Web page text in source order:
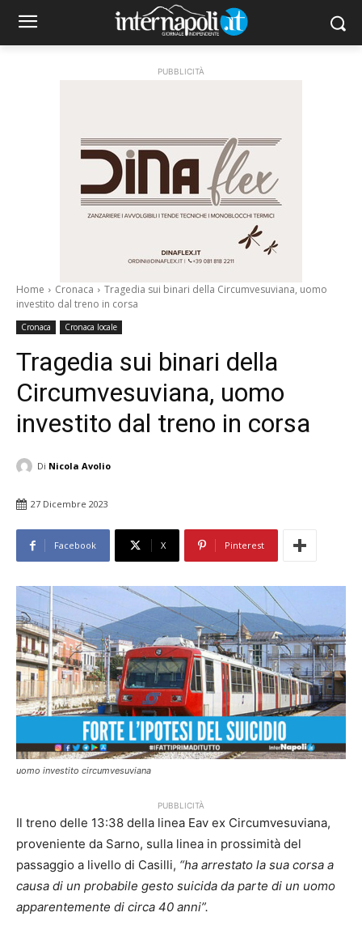
PUBBLICITÀ
Home Cronaca
Tragedia sui binari della Circumvesuviana, uomo
investito dal treno in corsa
Cronaca Cronaca locale
Tragedia sui binari della
Circumvesuviana, uomo
investito dal treno in corsa
Di Nicola Avolio
27 Dicembre 2023
Facebook X Pinterest
uomo investito circumvesuviana
PUBBLICITÀ
Il treno delle 13:38 della linea Eav ex Circumvesuviana,
proveniente da Sarno, sulla linea in prossimità del
passaggio a livello di Casilli, “ha arrestato la sua corsa a
causa di un probabile gesto suicida da parte di un uomo
apparentemente di circa 40 anni”.